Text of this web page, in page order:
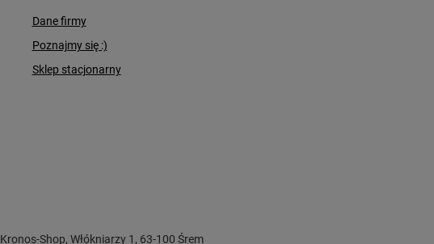
Dane firmy
Poznajmy się :)
Sklep stacjonarny
Kronos-Shop, Włókniarzy 1 , 63-100 Śrem